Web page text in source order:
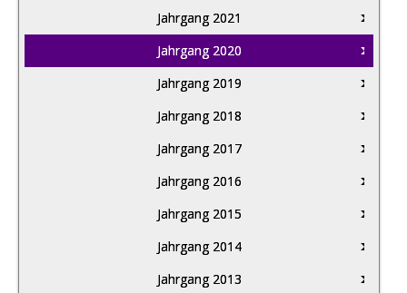
Jahrgang 2021
Jahrgang 2020
Jahrgang 2019
Jahrgang 2018
Jahrgang 2017
Jahrgang 2016
Jahrgang 2015
Jahrgang 2014
Jahrgang 2013